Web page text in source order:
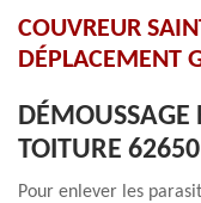
COUVREUR
DÉPLACEMENT
DÉMOUSSAGE
TOITURE
Pour enlever les